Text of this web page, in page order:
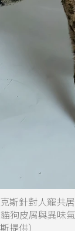
斯針對人寵共
狗皮屑與異味
提供）